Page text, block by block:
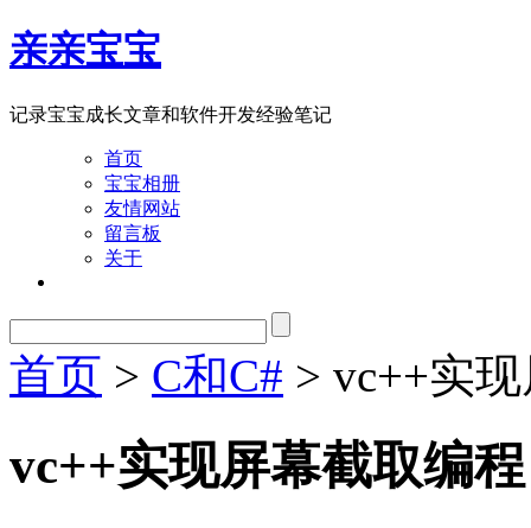
亲亲宝宝
记录宝宝成长文章和软件开发经验笔记
首页
宝宝相册
友情网站
留言板
关于
首页 > C和C# > vc++实
vc++实现屏幕截取编程